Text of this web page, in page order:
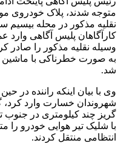
متوجه شدند، پلاک خودروی
نقلیه مذکور در محله
کارآگاهان پلیس آگاهی وارد
وسیله نقلیه مذکور را صادر
به صورت خطرناکی با ماشین
شد.
وی با بیان اینکه راننده در
شهروندان خسارت وارد کرد،
گریز چند کیلومتری در جنوب
با شلیک تیر هوایی خودرو را
انتظامی منتقل کردند.